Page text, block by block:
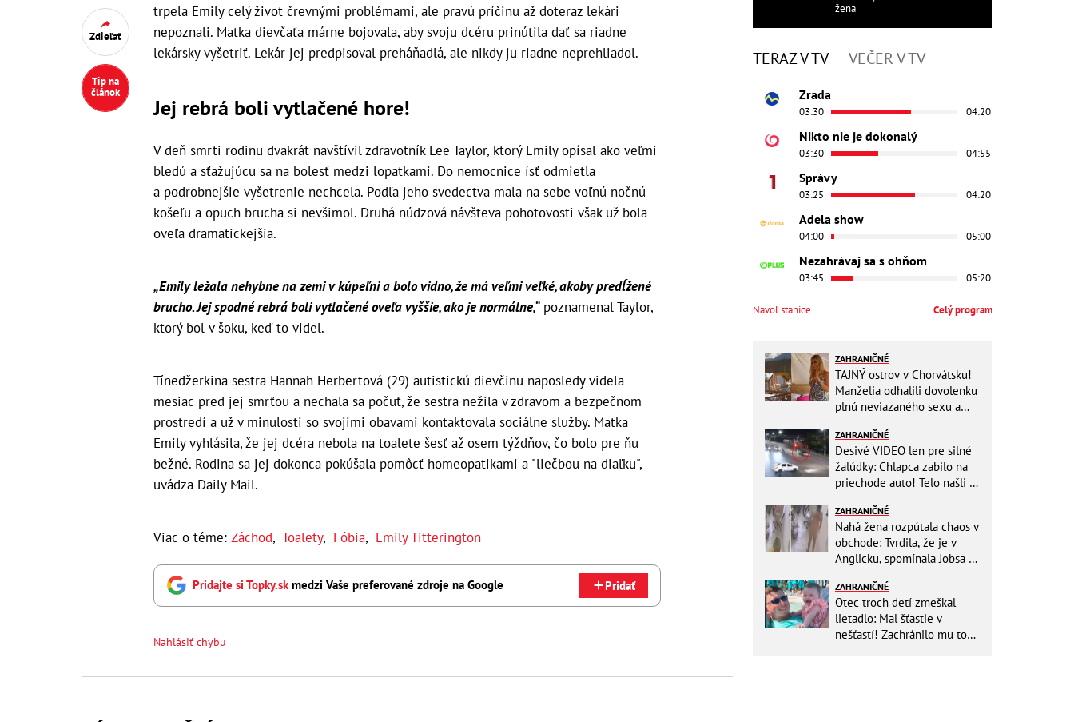
Zdieľať
Tip na
článok
trpela Emily celý život črevnými problémami, ale pravú príčinu až doteraz lekári
nepoznali. Matka dievčaťa márne bojovala, aby svoju dcéru prinútila dať sa riadne
lekársky vyšetriť. Lekár jej predpisoval preháňadlá, ale nikdy ju riadne neprehliadol.
Jej rebrá boli vytlačené hore!
V deň smrti rodinu dvakrát navštívil zdravotník Lee Taylor, ktorý Emily opísal ako veľmi
bledú a sťažujúcu sa na bolesť medzi lopatkami. Do nemocnice ísť odmietla
a podrobnejšie vyšetrenie nechcela. Podľa jeho svedectva mala na sebe voľnú nočnú
košeľu a opuch brucha si nevšimol. Druhá núdzová návšteva pohotovosti však už bola
oveľa dramatickejšia.
„Emily ležala nehybne na zemi v kúpeľni a bolo vidno, že má veľmi veľké, akoby predĺžené
brucho. Jej spodné rebrá boli vytlačené oveľa vyššie, ako je normálne,“poznamenal Taylor,
ktorý bol v šoku, keď to videl.
Tínedžerkina sestra Hannah Herbertová (29) autistickú dievčinu naposledy videla
mesiac pred jej smrťou a nechala sa počuť, že sestra nežila v zdravom a bezpečnom
prostredí a už v minulosti so svojimi obavami kontaktovala sociálne služby. Matka
Emily vyhlásila, že jej dcéra nebola na toalete šesť až osem týždňov, čo bolo pre ňu
bežné. Rodina sa jej dokonca pokúšala pomôcť homeopatikami a "liečbou na diaľku",
uvádza Daily Mail.
Viac o téme: Záchod, Toalety, Fóbia, Emily Titterington
Pridajte si Topky.skmedzi Vaše preferované zdroje na Google Pridať
Nahlásiť chybu
žena
TERAZ V TV VEČER V TV
Zrada
03:30 04:20
Nikto nie je dokonalý
03:30 04:55
Správy
03:25 04:20
Adela show
04:00 05:00
Nezahrávaj sa s ohňom
03:45 05:20
Navoľ stanice Celý program
ZAHRANIČNÉ
TAJNÝ ostrov v Chorvátsku!
Manželia odhalili dovolenku
plnú neviazaného sexu a
ZAHRANIČNÉ
Desivé VIDEO len pre silné
žalúdky: Chlapca zabilo na
priechode auto! Telo našli o
ZAHRANIČNÉ
Nahá žena rozpútala chaos v
obchode: Tvrdila, že je v
Anglicku, spomínala Jobsa aj
ZAHRANIČNÉ
Otec troch detí zmeškal
lietadlo: Mal šťastie v
nešťastí! Zachránilo mu to